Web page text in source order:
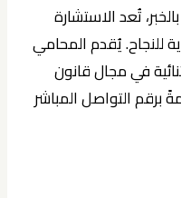
تُعد الاستشارة
للنجاح. يُقدم المحامي
في مجال قانون
برقم التواصل المباشر